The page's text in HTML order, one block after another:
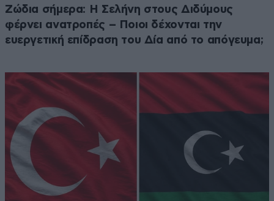
Ζώδια σήμερα: Η Σελήνη στους Διδύμους
φέρνει ανατροπές – Ποιοι δέχονται την
ευεργετική επίδραση του Δία από το απόγευμα;